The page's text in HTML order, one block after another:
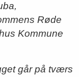
Røde
Kommune
går på tværs